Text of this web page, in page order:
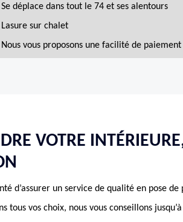
Se déplace dans tout le 74 et ses alentours
Lasure sur chalet
Nous vous proposons une facilité de paiement
VOTRE
d’assurer un service de qualité en pose
tous vos choix, nous vous conseillons